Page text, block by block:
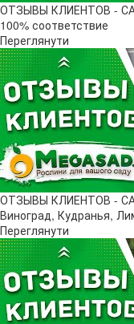
ОТЗЫВЫ КЛИЕНТОВ -
100% соответствие
Переглянути
ОТЗЫВЫ КЛИЕНТОВ -
Виноград, Кудранья,
Переглянути